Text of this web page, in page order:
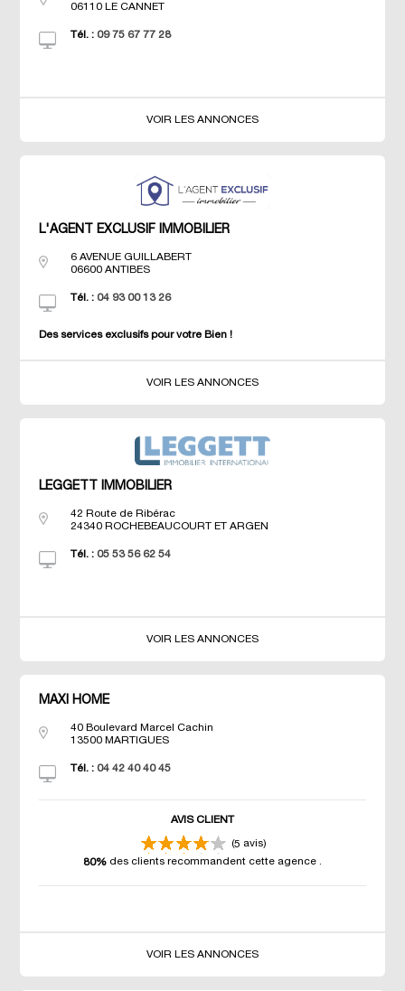
06110
LE CANNET
Tél. : 09 75 67 77 28
VOIR LES ANNONCES
L'AGENT EXCLUSIF IMMOBILIER
6 AVENUE GUILLABERT
06600 ANTIBES
Tél. : 04 93 00 13 26
Des services exclusifs pour votre Bien !
VOIR LES ANNONCES
LEGGETT IMMOBILIER
42 Route de Ribérac
24340 ROCHEBEAUCOURT ET ARGEN
Tél. : 05 53 56 62 54
VOIR LES ANNONCES
MAXI HOME
40 Boulevard Marcel Cachin
13500 MARTIGUES
Tél. : 04 42 40 40 45
AVIS CLIENT
(5 avis)
80%des clients recommandent cette agence .
VOIR LES ANNONCES